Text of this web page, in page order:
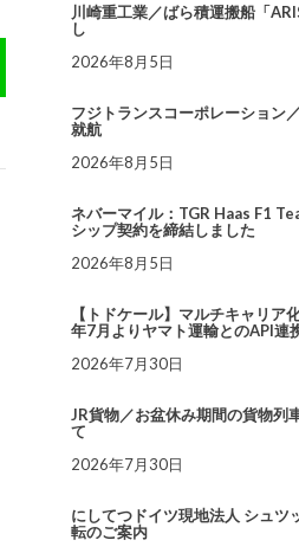
川崎重工業／ばら積運搬船「
し
2026年8月5日
フジトランスコーポレーション
就航
2026年8月5日
ネバーマイル：TGR Haas F1
シップ契約を締結しました
2026年8月5日
【トドケール】マルチキャリア
年7月よりヤマト運輸とのAPI連
2026年7月30日
JR貨物／お盆休み期間の貨物列
て
2026年7月30日
にしてつドイツ現地法人 シュツ
転のご案内